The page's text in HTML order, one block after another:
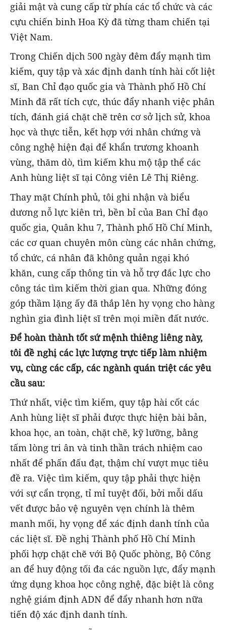
giải mật và cung cấp từ phía các tổ chức và các
cựu chiến binh Hoa Kỳ đã từng tham chiến tại
Việt Nam.
Trong Chiến dịch 500 ngày đêm đẩy mạnh tìm
kiếm, quy tập và xác định danh tính hài cốt liệt
sĩ, Ban Chỉ đạo quốc gia và Thành phố Hồ Chí
Minh đã rất tích cực, thúc đẩy nhanh việc phân
tích, đánh giá chặt chẽ trên cơ sở lịch sử, khoa
học và thực tiễn, kết hợp với nhân chứng và
công nghệ hiện đại để khẩn trương khoanh
vùng, thăm dò, tìm kiếm khu mộ tập thể các
Anh hùng liệt sĩ tại Công viên Lê Thị Riêng.
Thay mặt Chính phủ, tôi ghi nhận và biểu
dương nỗ lực kiên trì, bền bỉ của Ban Chỉ đạo
quốc gia, Quân khu 7, Thành phố Hồ Chí Minh,
các cơ quan chuyên môn cùng các nhân chứng,
tổ chức, cá nhân đã không quản ngại khó
khăn, cung cấp thông tin và hỗ trợ đắc lực cho
công tác tìm kiếm thời gian qua. Những đóng
góp thầm lặng ấy đã thắp lên hy vọng cho hàng
nghìn gia đình liệt sĩ trên mọi miền đất nước.
Để hoàn thành tốt sứ mệnh thiêng liêng này,
tôi đề nghị các lực lượng trực tiếp làm nhiệm
vụ, cùng các cấp, các ngành quán triệt các yêu
cầu sau:
Thứ nhất, việc tìm kiếm, quy tập hài cốt các
Anh hùng liệt sĩ phải được thực hiện bài bản,
khoa học, an toàn, chặt chẽ, kỹ lưỡng, bằng
tấm lòng tri ân và tinh thần trách nhiệm cao
nhất để phấn đấu đạt, thậm chí vượt mục tiêu
đề ra. Việc tìm kiếm, quy tập phải thực hiện
với sự cẩn trọng, tỉ mỉ tuyệt đối, bởi mỗi dấu
vết được bảo vệ nguyên vẹn chính là thêm
manh mối, hy vọng để xác định danh tính của
các liệt sĩ. Đề nghị Thành phố Hồ Chí Minh
phối hợp chặt chẽ với Bộ Quốc phòng, Bộ Công
an để huy động tối đa các nguồn lực, đẩy mạnh
ứng dụng khoa học công nghệ, đặc biệt là công
nghệ giám định ADN để đẩy nhanh hơn nữa
tiến độ xác định danh tính.